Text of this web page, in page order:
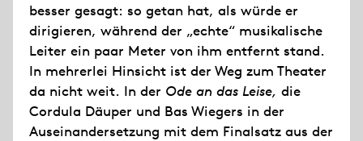
besser gesagt: so getan hat, als würde er
dirigieren, während der „echte“ musikalische
Leiter ein paar Meter von ihm entfernt stand.
In mehrerlei Hinsicht ist der Weg zum Theater
da nicht weit. In der Ode an das Leise, die
Cordula Däuper und Bas Wiegers in der
Auseinandersetzung mit dem Finalsatz aus der